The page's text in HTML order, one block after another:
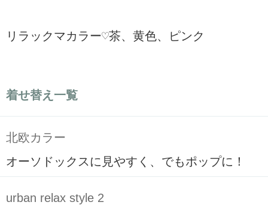
リラックマカラー♡茶、黄色、ピンク
着せ替え一覧
北欧カラー
オーソドックスに見やすく、でもポップに！
urban relax style 2